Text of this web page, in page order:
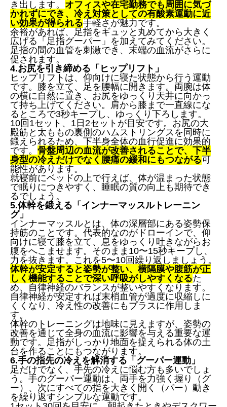
き出します。 オフィスや在宅勤務でも周囲に気づ
かれずにでき、冷え対策としての有酸素運動に近
い効果が得られる手軽さが魅力です。
余裕があれば、足指をギュッと丸めてから大きく
広げる「足指グーパー」を加えてみてください。
足指の間の血管を刺激でき、末端の血流がさらに
促されます。
4.お尻を引き締める「ヒップリフト」
ヒップリフトは、仰向けに寝た状態から行う運動
です。膝を立て、足を腰幅に開きます。両腕は体
の横に自然に置き、お尻をゆっくり天井に向かっ
て持ち上げてください。肩から膝まで一直線にな
るところで3秒キープし、ゆっくり下ろします。
10回1セット、1日2セットが目安です。お尻の大
殿筋と太ももの裏側のハムストリングスを同時に
鍛えられるため、下半身全体の血行促進に効果的
です。 骨盤周辺の血流が改善されることで、下半
身型の冷えだけでなく腰痛の緩和にもつながる可
能性があります。
就寝前にベッドの上で行えば、体が温まった状態
で眠りにつきやすく、睡眠の質の向上も期待でき
るでしょう。
5.体幹を鍛える「インナーマッスルトレーニン
グ」
インナーマッスルとは、体の深層部にある姿勢保
持筋のことです。代表的なのがドローインで、仰
向けに寝て膝を立て、息をゆっくり吐きながらお
腹をへこませます。そのまま10〜15秒キープし、
力を抜きます。これを5〜10回繰り返しましょう。
体幹が安定すると姿勢が整い、横隔膜や腹筋が正
しく機能することで深い呼吸がしやすくなるた
め、自律神経のバランスが整いやすくなります。
自律神経が安定すれば末梢血管が過度に収縮しに
くくなり、冷え性の改善にもプラスに作用しま
す。
体幹のトレーニングは地味に見えますが、姿勢の
改善を通じて全身の血流に影響を与える重要な運
動です。足指がしっかり地面を捉えられる体の土
台を作ることにもつながります。
6.手の指先の冷えを解消する「グーパー運動」
足だけでなく、手先の冷えに悩む方も多いでしょ
う。手のグーパー運動は、両手を力強く握り（グ
ー）、次にすべての指を大きく開く（パー）動き
を繰り返すシンプルな運動です。